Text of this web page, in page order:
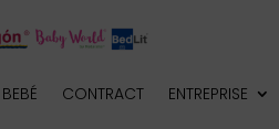
BEBÉ CONTRACT ENTREPRISE